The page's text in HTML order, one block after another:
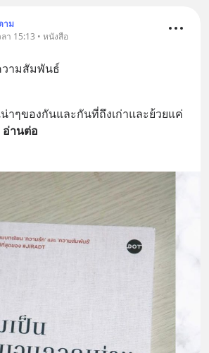
าม
า 15:13 • หนังสือ
วามสัมพันธ์
น่าๆของกันและกันที่ถึงเก่าและย้วยแค่
อ่านต่อ